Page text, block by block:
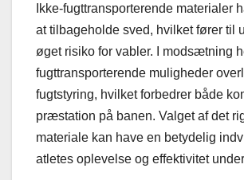
Ikke-fugttransporterende materialer
at tilbageholde sved, hvilket fører til
øget risiko for vabler. I modsætning
fugttransporterende muligheder
fugtstyring, hvilket forbedrer både
præstation på banen. Valget af det
materiale kan have en betydelig
atletes oplevelse og effektivitet